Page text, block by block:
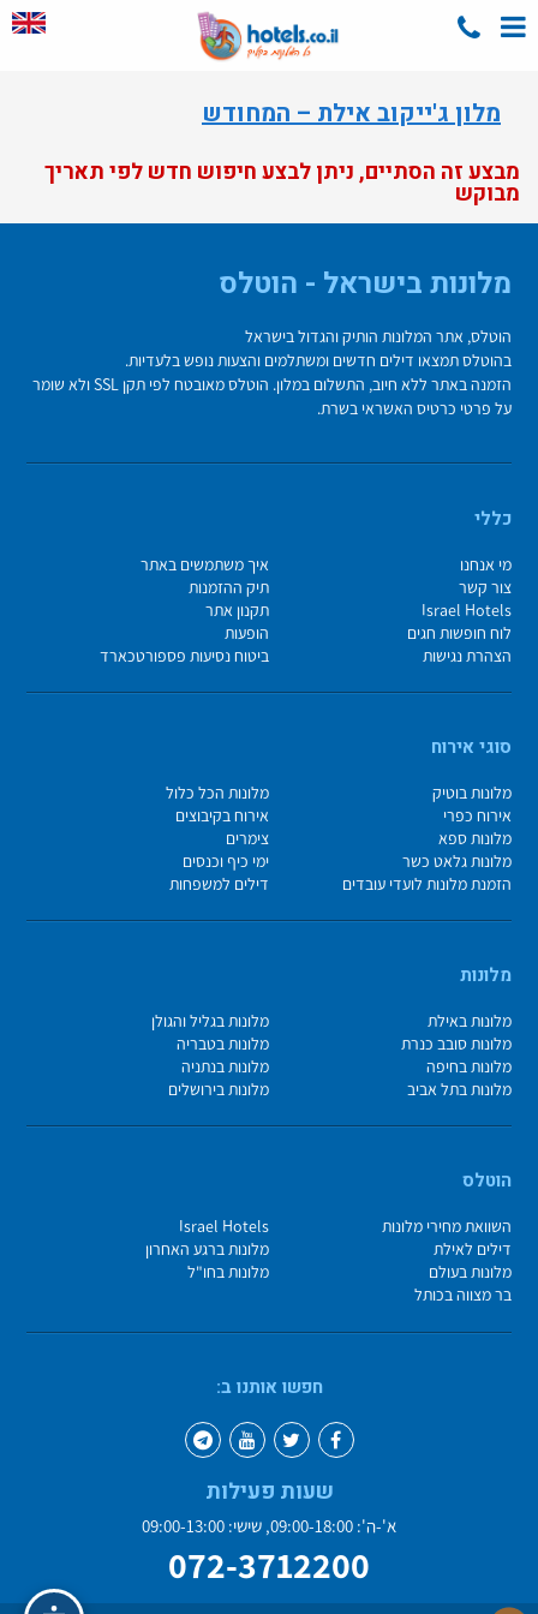
מלון ג'ייקוב אילת – המחודש
מבצע זה הסתיים, ניתן לבצע חיפוש חדש לפי תאריך
מבוקש
מלונות בישראל - הוטלס
הוטלס, אתר המלונות הותיק והגדול בישראל
בהוטלס תמצאו דילים חדשים ומשתלמים והצעות נופש בלעדיות.
הזמנה באתר ללא חיוב, התשלום במלון. הוטלס מאובטח לפי תקן SSL ולא שומר
על פרטי כרטיס האשראי בשרת.
כללי
מי אנחנו
איך משתמשים באתר
צור קשר
תיק ההזמנות
Israel Hotels
תקנון אתר
לוח חופשות חגים
הופעות
הצהרת נגישות
ביטוח נסיעות פספורטכארד
סוגי אירוח
מלונות בוטיק
מלונות הכל כלול
אירוח כפרי
אירוח בקיבוצים
מלונות ספא
צימרים
מלונות גלאט כשר
ימי כיף וכנסים
הזמנת מלונות לועדי עובדים
דילים למשפחות
מלונות
מלונות באילת
מלונות בגליל והגולן
מלונות סובב כנרת
מלונות בטבריה
מלונות בחיפה
מלונות בנתניה
מלונות בתל אביב
מלונות בירושלים
הוטלס
השוואת מחירי מלונות
Israel Hotels
דילים לאילת
מלונות ברגע האחרון
מלונות בעולם
מלונות בחו"ל
בר מצווה בכותל
חפשו אותנו ב:
שעות פעילות
א'-ה': 09:00-18:00, שישי: 09:00-13:00
072-3712200